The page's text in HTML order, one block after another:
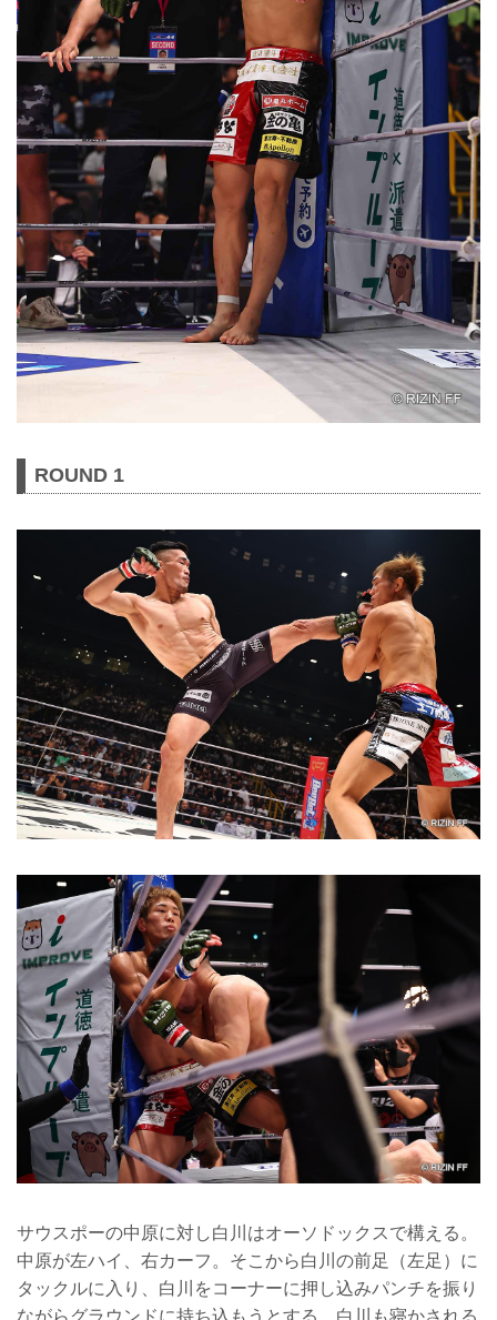
ROUND 1
サウスポーの中原に対し白川はオーソドックスで構える。
中原が左ハイ、右カーフ。そこから白川の前足（左足）に
タックルに入り、白川をコーナーに押し込みパンチを振り